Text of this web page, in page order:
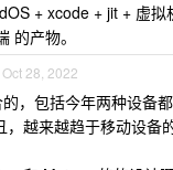
+ xcode + jit + 虚
的产物。
Oct 28, 2022
，包括今年两种设备
，越来越趋于移动设备